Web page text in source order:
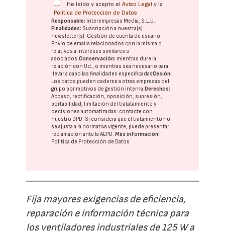
He leído y acepto elAviso Legal y la
Política de Protección de Datos
Responsable: Interempresas Media, S.L.U.
Finalidades: Suscripción a nuestra(s)
newsletter(s). Gestión de cuenta de usuario.
Envío de emails relacionados con la misma o
relativos a intereses similares o
asociados.Conservación: mientras dure la
relación con Ud., o mientras sea necesario para
llevar a cabo las finalidades especificadasCesión:
Los datos pueden cederse a otras empresas del
grupo por motivos de gestión interna. Derechos:
Acceso, rectificación, oposición, supresión,
portabilidad, limitación del tratatamiento y
decisiones automatizadas: contacte con
nuestro DPD. Si considera que el tratamiento no
se ajusta a la normativa vigente, puede presentar
reclamación ante laAEPD. Más información:
Política de Protección de Datos
Fija mayores exigencias de eficiencia,
reparación e información técnica para
los ventiladores industriales de 125 W a